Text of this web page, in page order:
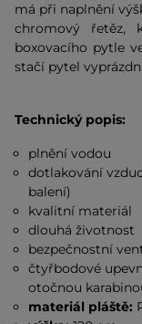
má při naplnění
chromový řetěz,
boxovacího pytle
stačí pytel
Technický popis:
plnění vodou
dotlakování
balení)
kvalitní materiál
dlouhá životnost
bezpečnostní
čtyřbodové
otočnou
materiál pláště: